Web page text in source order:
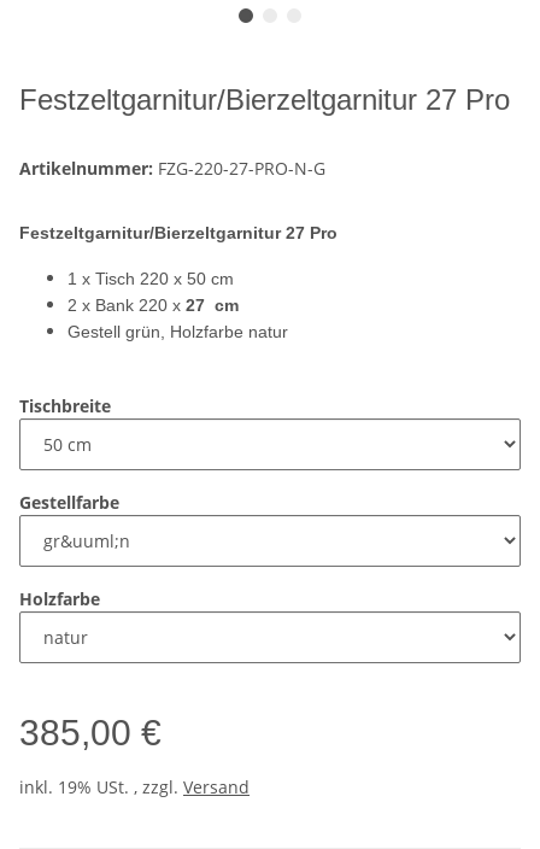
Festzeltgarnitur/Bierzeltgarnitur 27 Pro
Artikelnummer: FZG-220-27-PRO-N-G
Festzeltgarnitur/Bierzeltgarnitur 27 Pro
1 x Tisch 220 x 50 cm
2 x Bank 220 x 27 cm
Gestell grün, Holzfarbe natur
Tischbreite
Gestellfarbe
Holzfarbe
385,00 €
inkl. 19% USt. , zzgl. Versand